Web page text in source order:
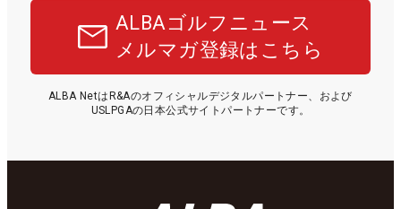
ALBAゴルフニュース
メルマガ登録はこちら
ALBA NetはR&Aのオフィシャルデジタルパートナー、および
USLPGAの日本公式サイトパートナーです。